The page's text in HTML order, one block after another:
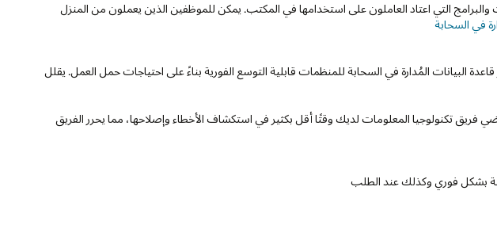
التي اعتاد العاملون على استخدامها في المكتب. يمكن للموظفين الذين يعملون من المنزل
في السحابة
المُدارة في السحابة للمنظمات قابلية التوسع الفورية بناءً على احتياجات حمل العمل. يقلل
فريق تكنولوجيا المعلومات لديك وقتًا أقل بكثير في استكشاف الأخطاء وإصلاحها، مما يحرر الفريق
بشكل فوري وكذلك عند الطلب